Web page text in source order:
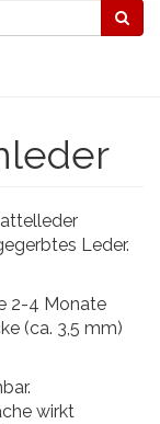
Leder.
2-4 Monate
(ca. 3,5 mm)
wirkt